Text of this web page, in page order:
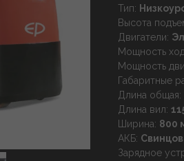
Тип:
Высота
Двигатели:
Мощность
Мощность
Габаритные
Длина общая:
Длина вил:
Ширина: 800
АКБ:
Зарядное